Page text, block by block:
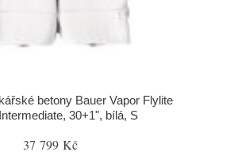
betony Bauer Vapor Flylite
30+1", bílá, S
37 799 Kč